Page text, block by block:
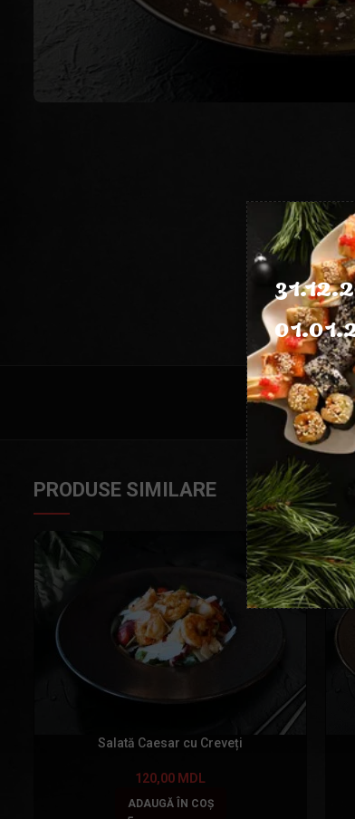
PRODUSE SIMILARE
Salată Caesar cu Creveți
120,00 MDL
ADAUGĂ ÎN COȘ